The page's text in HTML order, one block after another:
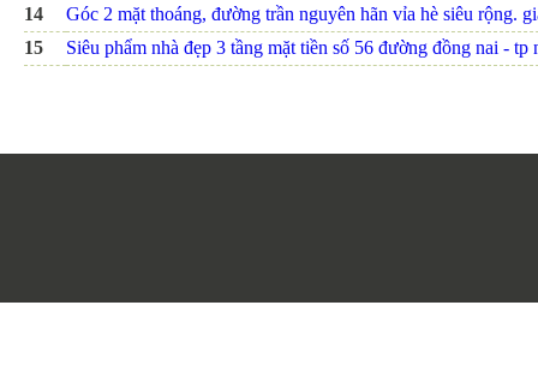
14
Góc 2 mặt thoáng, đường trần nguyên hãn vỉa hè siêu rộng.
15
Siêu phẩm nhà đẹp 3 tầng mặt tiền số 56 đường đồng nai - tp